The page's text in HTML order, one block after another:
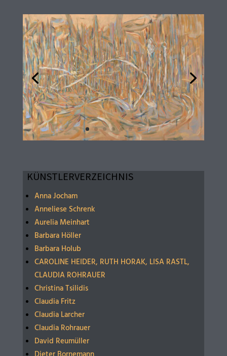
KÜNSTLERVERZEICHNIS
Anna Jocham
Anneliese Schrenk
Aurelia Meinhart
Barbara Höller
Barbara Holub
CAROLINE HEIDER, RUTH HORAK, LISA RASTL,
CLAUDIA ROHRAUER
Christina Tsilidis
Claudia Fritz
Claudia Larcher
Claudia Rohrauer
David Reumüller